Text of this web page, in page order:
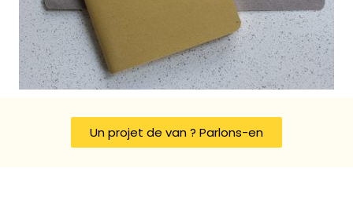
Un projet de van ? Parlons-en